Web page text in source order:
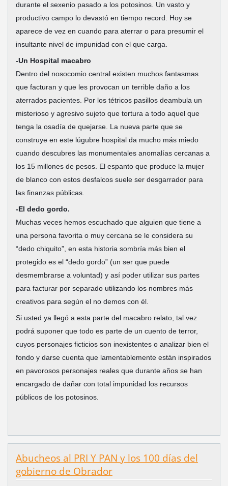
durante el sexenio pasado a los potosinos. Un vasto y
productivo campo lo devastó en tiempo record. Hoy se
aparece de vez en cuando para aterrar o para presumir el
insultante nivel de impunidad con el que carga.
-Un Hospital macabro
Dentro del nosocomio central existen muchos fantasmas
que facturan y que les provocan un terrible daño a los
aterrados pacientes. Por los tétricos pasillos deambula un
misterioso y agresivo sujeto que tortura a todo aquel que
tenga la osadía de quejarse. La nueva parte que se
construye en este lúgubre hospital da mucho más miedo
cuando descubres las monumentales anomalías cercanas a
los 15 millones de pesos. El espanto que produce la mujer
de blanco con estos desfalcos suele ser desgarrador para
las finanzas públicas.
-El dedo gordo.
Muchas veces hemos escuchado que alguien que tiene a
una persona favorita o muy cercana se le considera su
“dedo chiquito”, en esta historia sombría más bien el
protegido es el “dedo gordo” (un ser que puede
desmembrarse a voluntad) y así poder utilizar sus partes
para facturar por separado utilizando los nombres más
creativos para según el no demos con él.
Si usted ya llegó a esta parte del macabro relato, tal vez
podrá suponer que todo es parte de un cuento de terror,
cuyos personajes ficticios son inexistentes o analizar bien el
fondo y darse cuenta que lamentablemente están inspirados
en pavorosos personajes reales que durante años se han
encargado de dañar con total impunidad los recursos
públicos de los potosinos.
Abucheos al PRI Y PAN y los 100 días del
gobierno de Obrador